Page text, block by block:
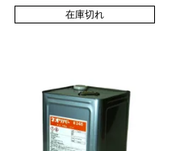
在庫切れ